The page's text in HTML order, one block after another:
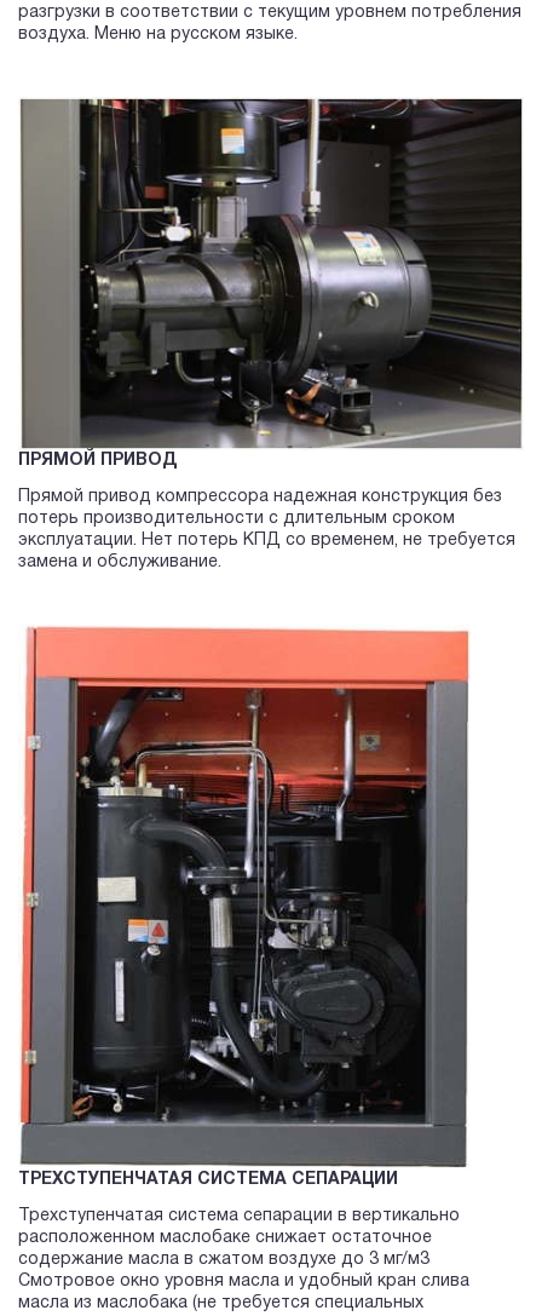
разгрузки в соответствии с текущим уровнем потребления
воздуха. Меню на русском языке.
ПРЯМОЙ ПРИВОД
Прямой привод компрессора надежная конструкция без
потерь производительности с длительным сроком
эксплуатации. Нет потерь КПД со временем, не требуется
замена и обслуживание.
ТРЕХСТУПЕНЧАТАЯ СИСТЕМА СЕПАРАЦИИ
Трехступенчатая система сепарации в вертикально
расположенном маслобаке снижает остаточное
содержание масла в сжатом воздухе до 3 мг/м3
Смотровое окно уровня масла и удобный кран слива
масла из маслобака (не требуется специальных